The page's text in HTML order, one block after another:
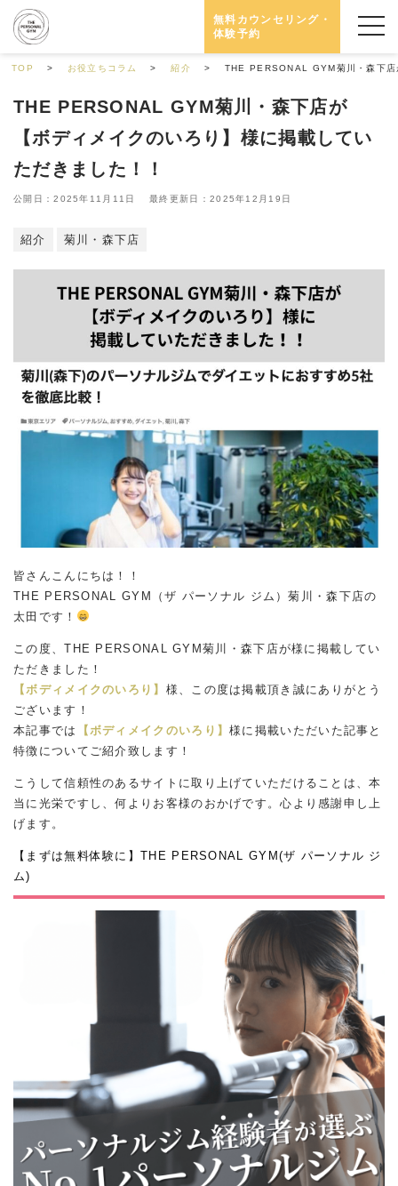
無料カウンセリング・
体験予約
TOP お役立ちコラム 紹介 THE PERSONAL GYM菊川・森下店
THE PERSONAL GYM菊川・森下店が
【ボディメイクのいろり】様に掲載してい
ただきました！！
公開日：2025年11月11日 最終更新日：2025年12月19日
紹介 菊川・森下店
皆さんこんにちは！！
THE PERSONAL GYM（ザ パーソナル ジム）菊川・森下店の
太田です！
この度、THE PERSONAL GYM菊川・森下店が様に掲載してい
ただきました！
【ボディメイクのいろり】 様、この度は掲載頂き誠にありがとう
ございます！
本記事では
【ボディメイクのいろり】様に掲載いただいた記事と
特徴についてご紹介致します！
こうして信頼性のあるサイトに取り上げていただけることは、本
当に光栄ですし、何よりお客様のおかげです。心より感謝申し上
げます。
【まずは無料体験に】THE PERSONAL GYM(ザ パーソナル ジ
ム)